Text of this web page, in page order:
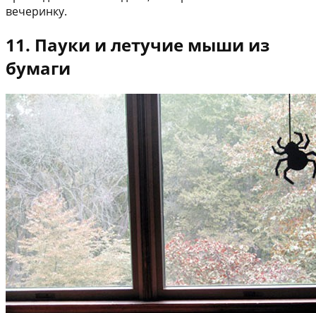
вечеринку.
11. Пауки и летучие мыши из
бумаги